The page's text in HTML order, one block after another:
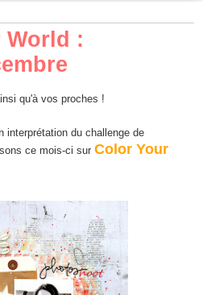
World :
qu'à vos proches !
interprétation du challenge de
ce mois-ci sur Color Your